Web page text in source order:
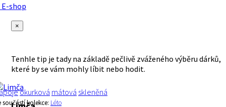
shop
×
Tenhle tip je tady na základě pečlivě zváženého výběru dárků,
které by se vám mohly líbit nebo hodit.
okurková mátová skleněná
součástí kolekce: Léto